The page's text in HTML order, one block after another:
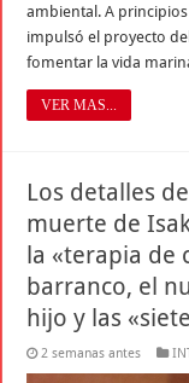
ambiental. A
impulsó el proyecto
fomentar la vida
VER MAS...
Los detalles
muerte de
la «terapia de
barranco, el
hijo y las
2 semanas antes